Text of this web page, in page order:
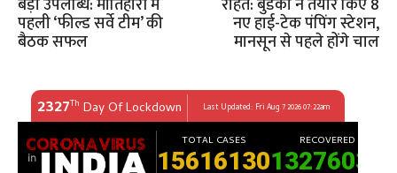
पहली ‘फील्ड सर्वे टीम’ की
बैठक सफल
नए हाई-टेक पंपिंग स्टेशन,
मानसून से पहले होंगे चाल